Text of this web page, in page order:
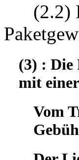
(2.2)
(3) : Die
mit
Vom